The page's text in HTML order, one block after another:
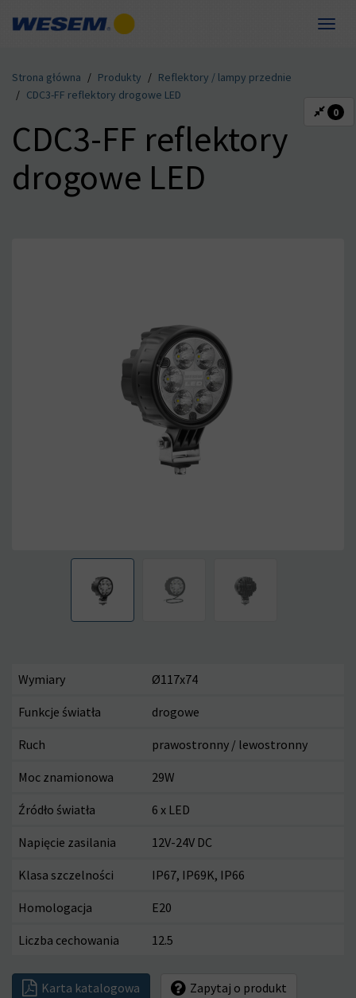
Toggle
DE EN FR HU IT RO RU
Produkty
Dla dystrybutorów
Dla producentów
Kompetencje
O nas
Kontakt
Strona główna Produkty
Reflektory / lampy przednie
CDC3-FF reflektory drogowe LED
CDC3-FF reflektory
drogowe LED
Wymiary Ø117x74
Funkcje światła drogowe
Ruch prawostronny / lewostronny
Moc znamionowa 29W
Źródło światła 6 x LED
Napięcie zasilania 12V-24V DC
Klasa szczelności IP67, IP69K, IP66
Homologacja E20
Liczba cechowania 12.5
Karta katalogowa Zapytaj o produkt
0